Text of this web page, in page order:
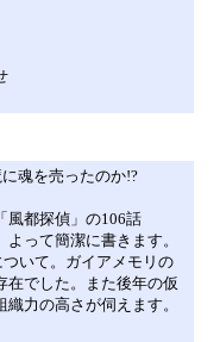
魂を売ったのか!?
風都探偵」の106話
って簡潔に書きます。
いて。ガイアメモリの
在でした。また後年の仮
力の高さが伺えます。